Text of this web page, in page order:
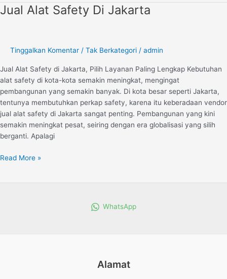
Jual Alat Safety Di Jakarta
Tinggalkan Komentar / Tak Berkategori / admin
Jual Alat Safety di Jakarta, Pilih Layanan Paling Lengkap Kebutuhan
alat safety di kota-kota semakin meningkat, mengingat
pembangunan yang semakin banyak. Di kota besar seperti Jakarta,
tentunya membutuhkan perkap safety, karena itu keberadaan vendor
jual alat safety di Jakarta sangat penting. Pembangunan yang kini
semakin meningkat pesat, seiring dengan era globalisasi yang silih
berganti. Apalagi
Jual
Jakarta
Read More »
WhatsApp
Alamat